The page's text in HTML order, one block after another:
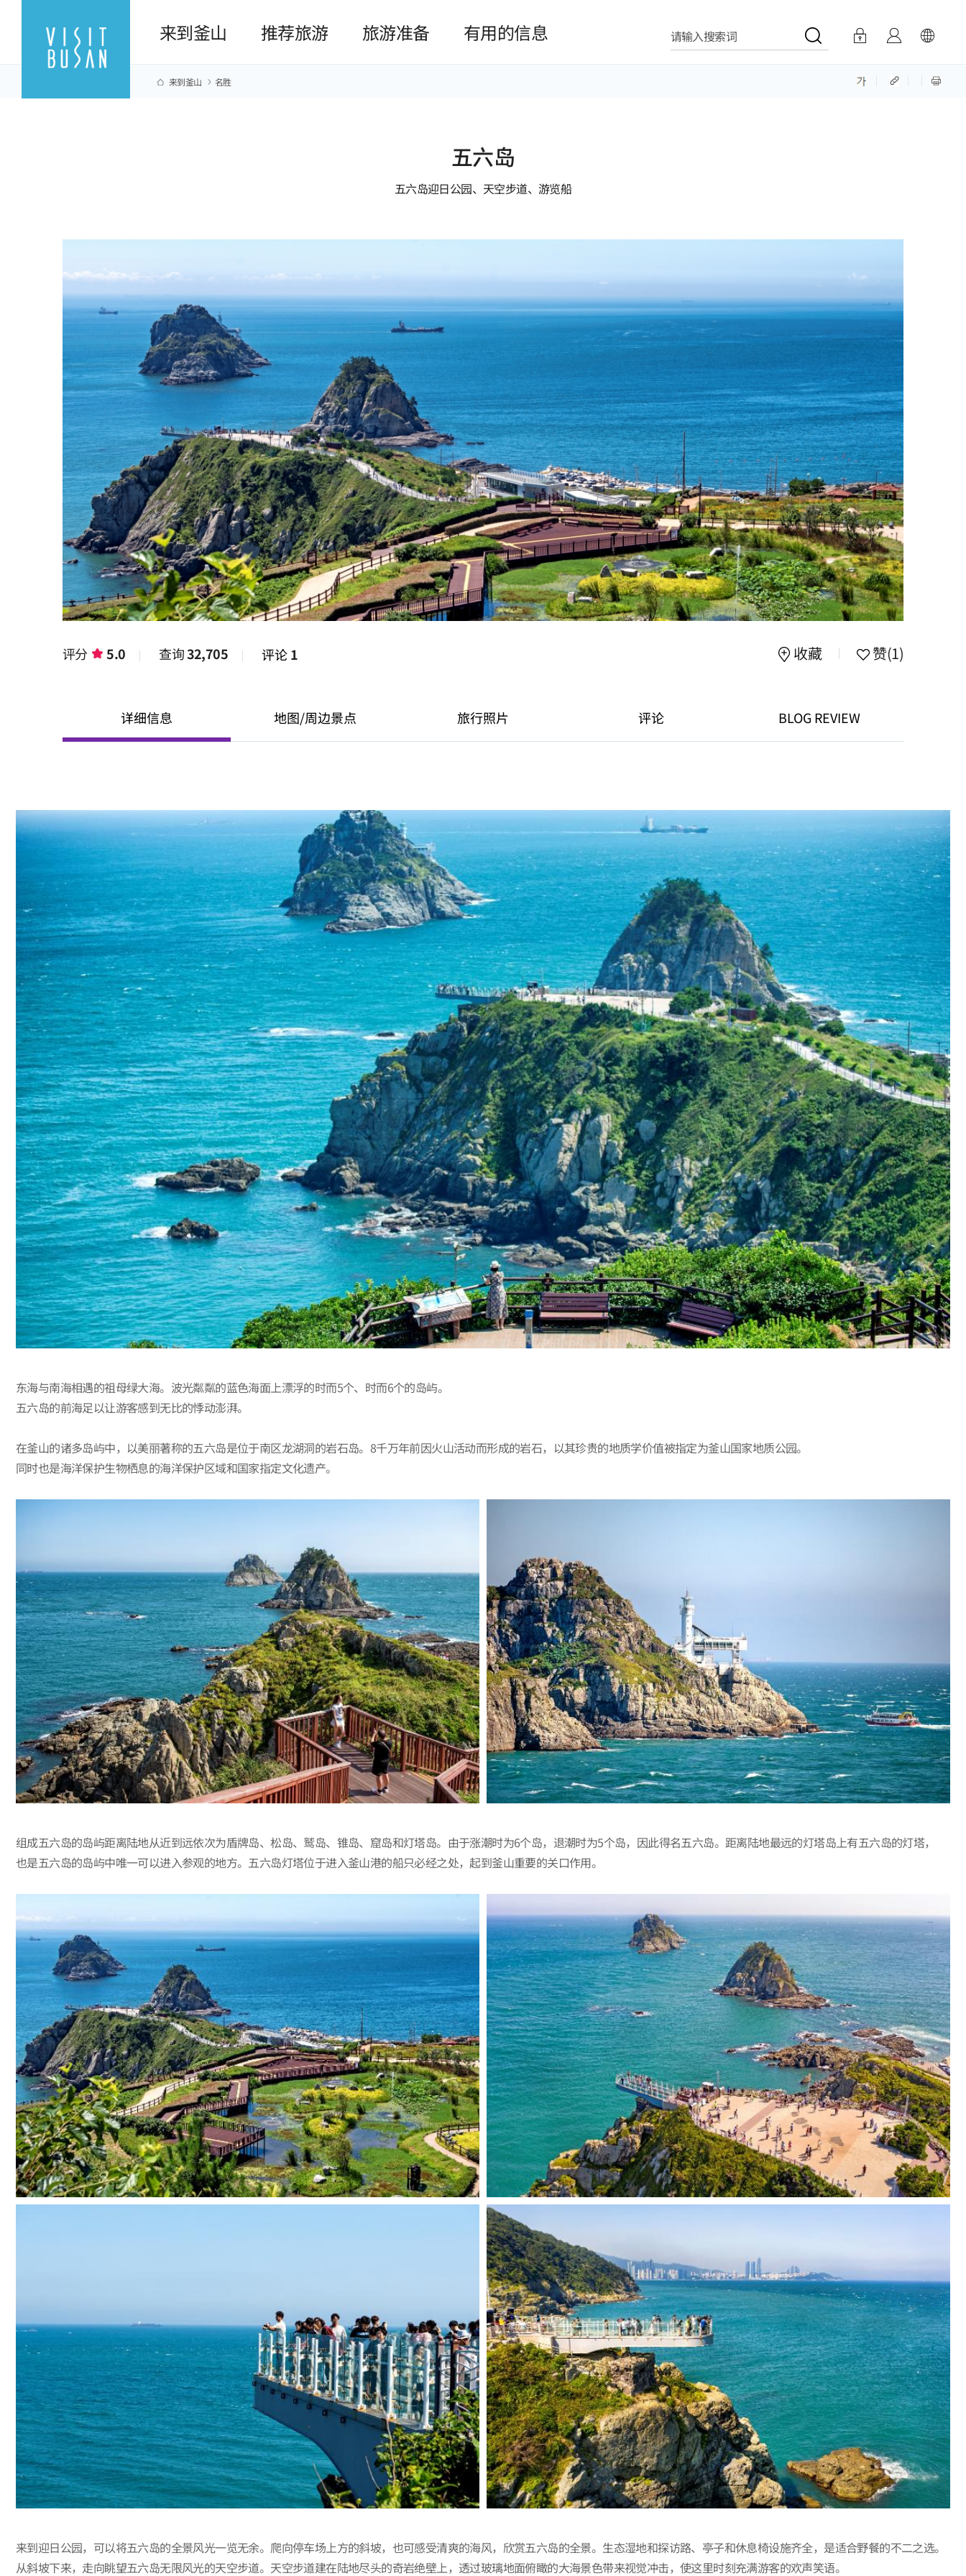
来到釜山 推荐旅游 旅游准备 有用的信息 请输入搜索词
来到釜山 名胜
五六岛
五六岛迎日公园、天空步道、游览船
评分 5.0 查询32,705 评论1 收藏 赞(1)
详细信息 地图/周边景点 旅行照片 评论 BLOG REVIEW
东海与南海相遇的祖母绿大海。波光粼粼的蓝色海面上漂浮的时而5个、时而6个的岛屿。
五六岛的前海足以让游客感到无比的悸动澎湃。
在釜山的诸多岛屿中，以美丽著称的五六岛是位于南区龙湖洞的岩石岛。8千万年前因火山活动而形成的岩石，以其珍贵的地质学价值被指定为釜山国家地质公园。
同时也是海洋保护生物栖息的海洋保护区域和国家指定文化遗产。
组成五六岛的岛屿距离陆地从近到远依次为盾牌岛、松岛、鹫岛、锥岛、窟岛和灯塔岛。由于涨潮时为6个岛，退潮时为5个岛，因此得名五六岛。距离陆地最远的灯塔岛上有五六岛的灯塔，
也是五六岛的岛屿中唯一可以进入参观的地方。五六岛灯塔位于进入釜山港的船只必经之处，起到釜山重要的关口作用。
来到迎日公园，可以将五六岛的全景风光一览无余。爬向停车场上方的斜坡，也可感受清爽的海风，欣赏五六岛的全景。生态湿地和探访路、亭子和休息椅设施齐全，是适合野餐的不二之选。
从斜坡下来，走向眺望五六岛无限风光的天空步道。天空步道建在陆地尽头的奇岩绝壁上，透过玻璃地面俯瞰的大海景色带来视觉冲击，使这里时刻充满游客的欢声笑语。